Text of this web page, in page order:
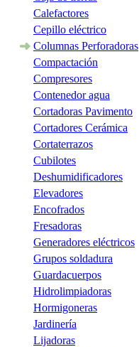
Calefactores
Cepillo eléctrico
Columnas Perforadoras
Compactación
Compresores
Contenedor agua
Cortadoras Pavimento
Cortadores Cerámica
Cortaterrazos
Cubilotes
Deshumidificadores
Elevadores
Encofrados
Fresadoras
Generadores eléctricos
Grupos soldadura
Guardacuerpos
Hidrolimpiadoras
Hormigoneras
Jardinería
Lijadoras